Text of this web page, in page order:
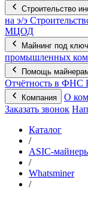
Строительство
на э/э
МЦОД
Майнинг под ключ
промышленных
Помощь
Отчётность в ФНС
Компания О
Заказать звонок
Каталог
/
ASIC-
/
Whatsminer
/